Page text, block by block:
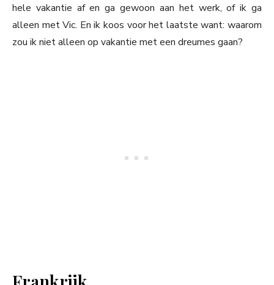
hele vakantie af en ga gewoon aan het werk, of ik ga
alleen met Vic. En ik koos voor het laatste want: waarom
zou ik niet alleen op vakantie met een dreumes gaan?